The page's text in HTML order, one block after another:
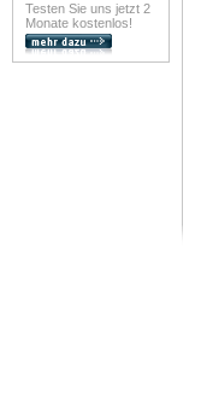
Testen Sie uns jetzt 2
Monate kostenlos!